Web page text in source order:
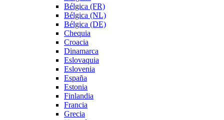
Bélgica (FR)
Bélgica (NL)
Bélgica (DE)
Chequia
Croacia
Dinamarca
Eslovaquia
Eslovenia
España
Estonia
Finlandia
Francia
Grecia